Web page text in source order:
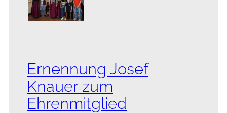
Ernennung Josef
Knauer zum
Ehrenmitglied